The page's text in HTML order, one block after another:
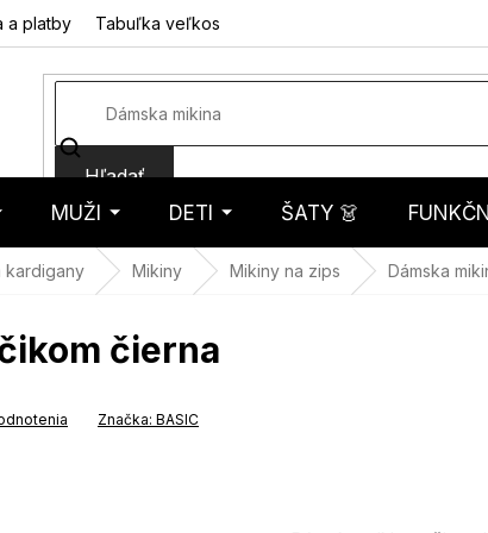
a platby Tabuľka veľkostí
Hľadať
MUŽI DETI ŠATY 👗
kardigany Mikiny Mikiny na zips Dámska
čierna
Značka: BASIC